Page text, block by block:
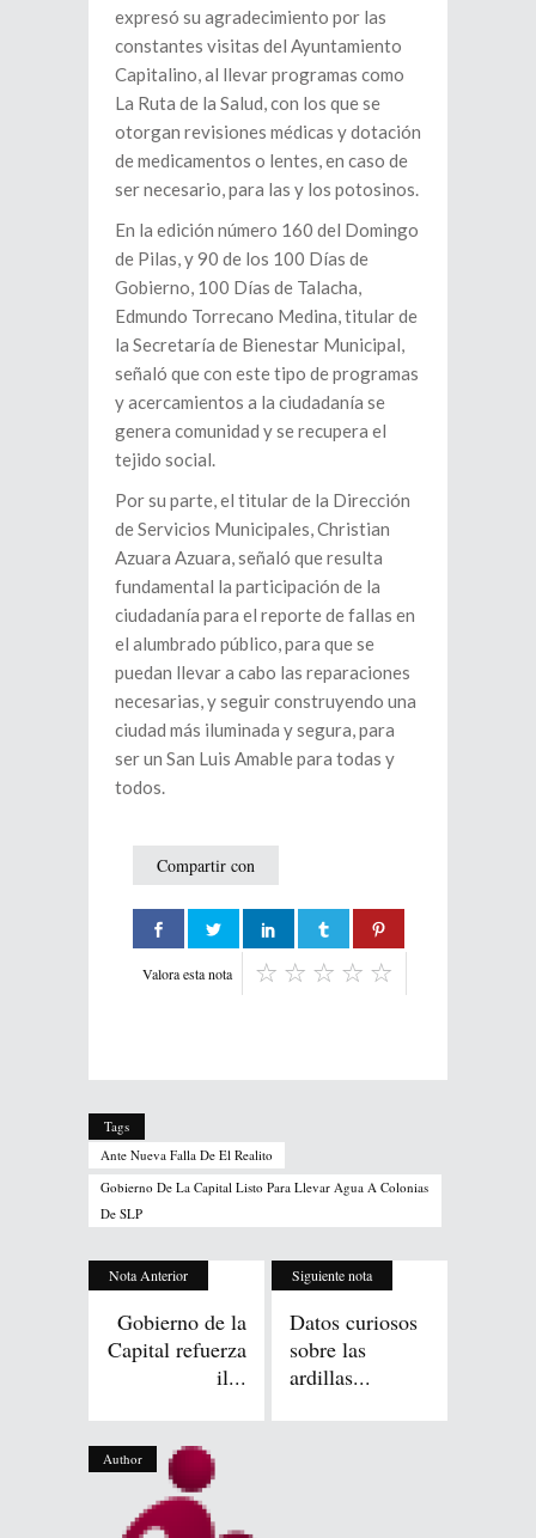
expresó su agradecimiento por las
constantes visitas del Ayuntamiento
Capitalino, al llevar programas como
La Ruta de la Salud, con los que se
otorgan revisiones médicas y dotación
de medicamentos o lentes, en caso de
ser necesario, para las y los potosinos.
En la edición número 160 del Domingo
de Pilas, y 90 de los 100 Días de
Gobierno, 100 Días de Talacha,
Edmundo Torrecano Medina, titular de
la Secretaría de Bienestar Municipal,
señaló que con este tipo de programas
y acercamientos a la ciudadanía se
genera comunidad y se recupera el
tejido social.
Por su parte, el titular de la Dirección
de Servicios Municipales, Christian
Azuara Azuara, señaló que resulta
fundamental la participación de la
ciudadanía para el reporte de fallas en
el alumbrado público, para que se
puedan llevar a cabo las reparaciones
necesarias, y seguir construyendo una
ciudad más iluminada y segura, para
ser un San Luis Amable para todas y
todos.
Compartir con
Valora esta nota
Tags
Ante Nueva Falla De El Realito
Gobierno De La Capital Listo Para Llevar Agua A Colonias
De SLP
Nota Anterior
Gobierno de la
Capital refuerza
il...
Siguiente nota
Datos curiosos
sobre las
ardillas...
Author